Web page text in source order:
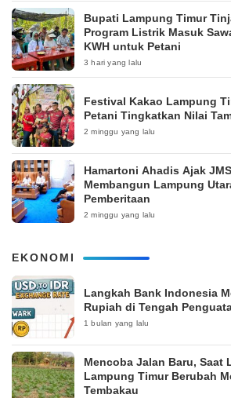
Bupati Lampung Timur
Program Listrik Masuk
KWH untuk Petani
3 hari yang lalu
‎Festival Kakao Lampung
Petani Tingkatkan Nilai
2 minggu yang lalu
Hamartoni Ahadis Ajak
Membangun Lampung
Pemberitaan
2 minggu yang lalu
EKONOMI
Langkah Bank Indonesia
Rupiah di Tengah
1 bulan yang lalu
Mencoba Jalan Baru, Saat
Lampung Timur Berubah
Tembakau